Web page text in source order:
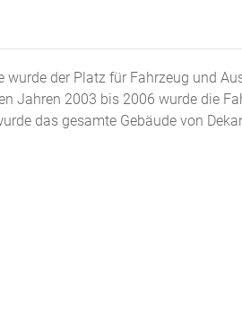
der Platz für Fahrzeug und
Jahren 2003 bis 2006 wurde die
das gesamte Gebäude von